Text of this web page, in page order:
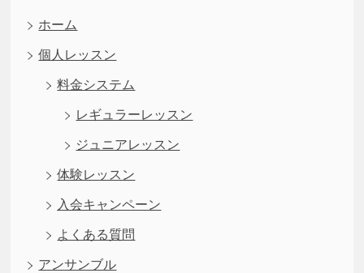
ホーム
個人レッスン
料金システム
レギュラーレッスン
ジュニアレッスン
体験レッスン
入会キャンペーン
よくある質問
アンサンブル